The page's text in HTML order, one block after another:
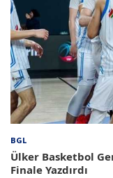
BGL
Ülker Basketbol
Finale Yazdırdı